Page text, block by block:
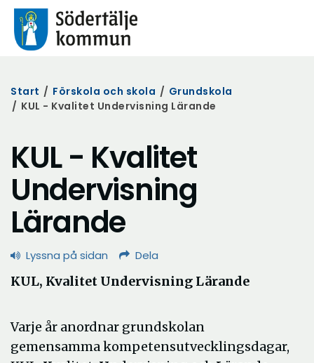
Start / Förskola och skola / Grundskola
/ KUL - Kvalitet Undervisning Lärande
KUL - Kvalitet
Undervisning
Lärande
Lyssna på sidan Dela
KUL, Kvalitet Undervisning Lärande
Varje år anordnar grundskolan
gemensamma kompetensutvecklingsdagar,